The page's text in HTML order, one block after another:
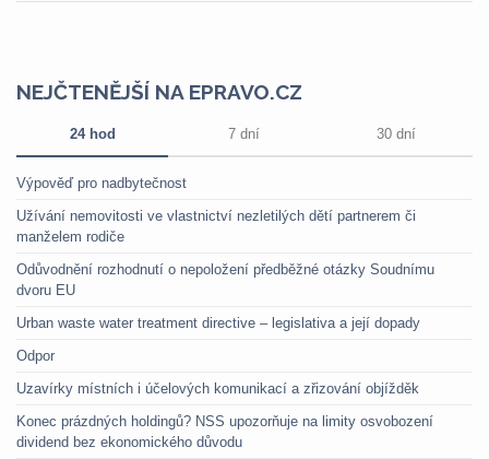
NEJČTENĚJŠÍ NA EPRAVO.CZ
24 hod 7 dní 30 dní
Výpověď pro nadbytečnost
Užívání nemovitosti ve vlastnictví nezletilých dětí partnerem či
manželem rodiče
Odůvodnění rozhodnutí o nepoložení předběžné otázky Soudnímu
dvoru EU
Urban waste water treatment directive – legislativa a její dopady
Odpor
Uzavírky místních i účelových komunikací a zřizování objížděk
Konec prázdných holdingů? NSS upozorňuje na limity osvobození
dividend bez ekonomického důvodu